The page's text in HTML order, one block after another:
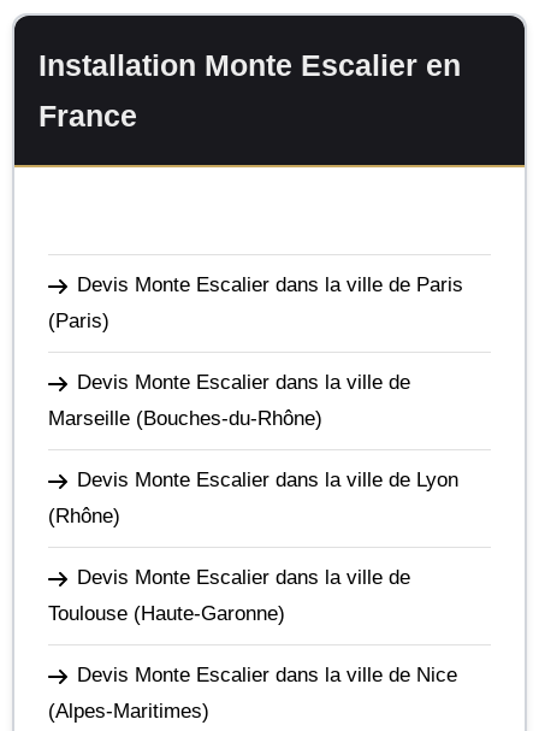
Installation Monte Escalier en
France
Devis Monte Escalier dans la ville de Paris
(Paris)
Devis Monte Escalier dans la ville de
Marseille (Bouches-du-Rhône)
Devis Monte Escalier dans la ville de Lyon
(Rhône)
Devis Monte Escalier dans la ville de
Toulouse (Haute-Garonne)
Devis Monte Escalier dans la ville de Nice
(Alpes-Maritimes)